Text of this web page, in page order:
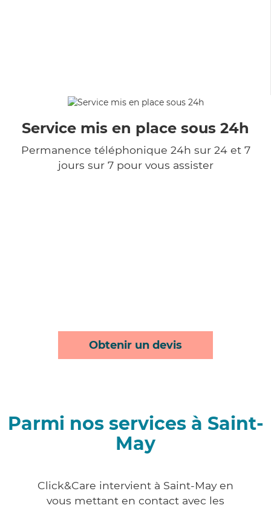
Service mis en place sous 24h
Permanence téléphonique 24h sur 24 et 7
jours sur 7 pour vous assister
Obtenir un devis
Parmi nos services à Saint-
May
Click&Care intervient à Saint-May en
vous mettant en contact avec les